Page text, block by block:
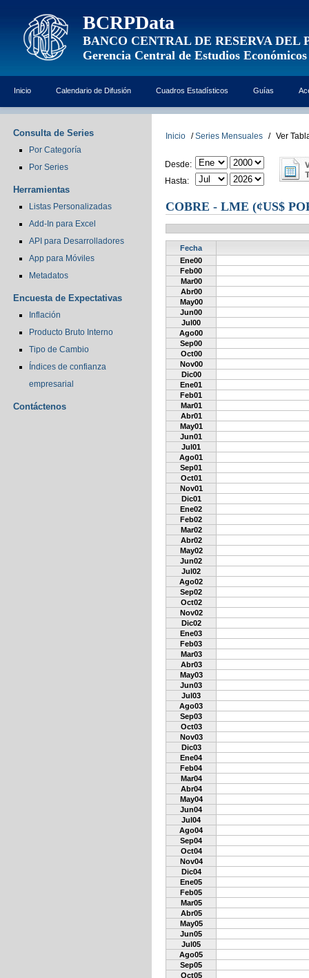
BCRPData
BANCO CENTRAL DE RESERVA DEL
Gerencia Central de Estudios Económicos
Inicio Calendario de Difusión Cuadros Estadísticos Guías
Consulta de Series
Por Categoría
Por Series
Herramientas
Listas Personalizadas
Add-In para Excel
API para Desarrolladores
App para Móviles
Metadatos
Encuesta de Expectativas
Inflación
Producto Bruto Interno
Tipo de Cambio
Índices de confianza
empresarial
Contáctenos
Inicio / Series Mensuales / Ver
Desde:
Hasta:
COBRE - LME (¢US$
Fecha
Ene00
Feb00
Mar00
Abr00
May00
Jun00
Jul00
Ago00
Sep00
Oct00
Nov00
Dic00
Ene01
Feb01
Mar01
Abr01
May01
Jun01
Jul01
Ago01
Sep01
Oct01
Nov01
Dic01
Ene02
Feb02
Mar02
Abr02
May02
Jun02
Jul02
Ago02
Sep02
Oct02
Nov02
Dic02
Ene03
Feb03
Mar03
Abr03
May03
Jun03
Jul03
Ago03
Sep03
Oct03
Nov03
Dic03
Ene04
Feb04
Mar04
Abr04
May04
Jun04
Jul04
Ago04
Sep04
Oct04
Nov04
Dic04
Ene05
Feb05
Mar05
Abr05
May05
Jun05
Jul05
Ago05
Sep05
Oct05